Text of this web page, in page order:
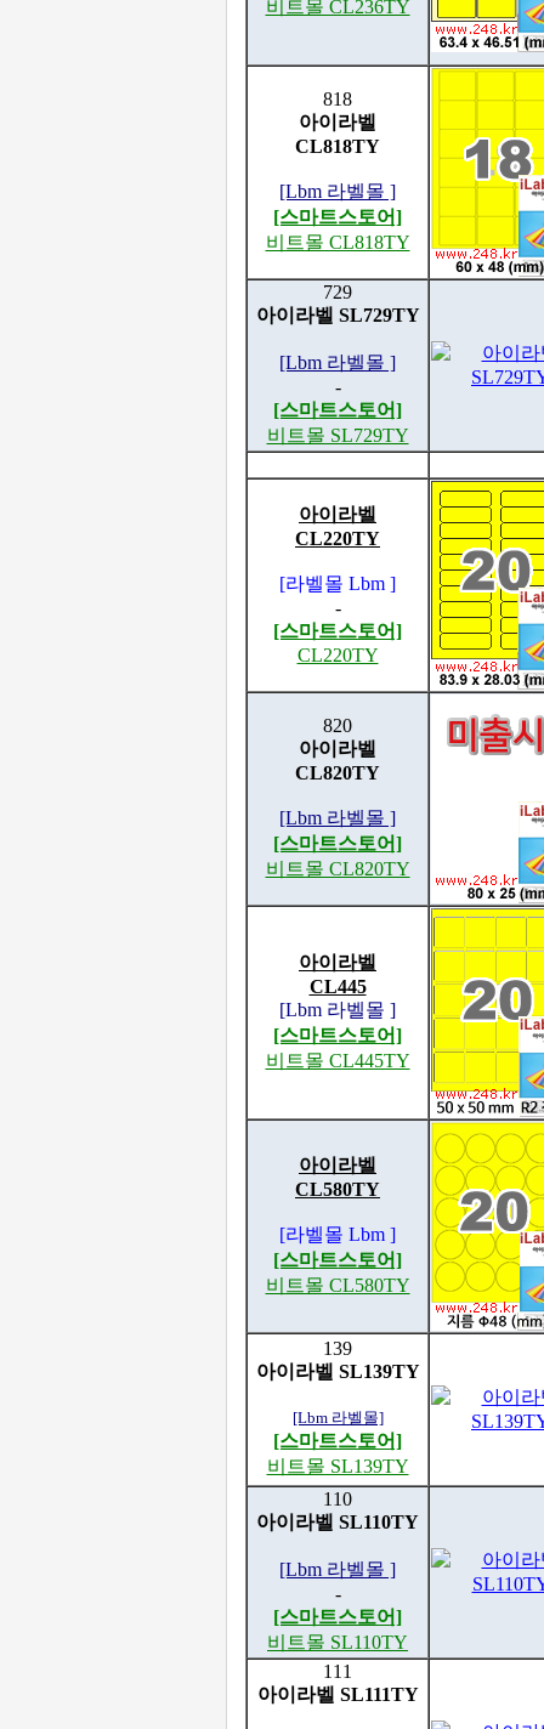
비트몰 CL236TY
818
아이라벨
CL818TY
[Lbm 라벨몰 ]
[스마트스토어]
비트몰 CL818TY
729
아이라벨 SL729TY
[Lbm 라벨몰 ]
-
[스마트스토어]
비트몰 SL729TY
아이라벨
CL220TY
[라벨몰 Lbm ]
-
[스마트스토어]
CL220TY
820
아이라벨
CL820TY
[Lbm 라벨몰 ]
[스마트스토어]
비트몰 CL820TY
아이라벨
CL445
[Lbm 라벨몰 ]
[스마트스토어]
비트몰 CL445TY
아이라벨
CL580TY
[라벨몰 Lbm ]
[스마트스토어]
비트몰 CL580TY
139
아이라벨 SL139TY
[Lbm 라벨몰]
[스마트스토어]
비트몰 SL139TY
110
아이라벨 SL110TY
[Lbm 라벨몰 ]
-
[스마트스토어]
비트몰 SL110TY
111
아이라벨 SL111TY